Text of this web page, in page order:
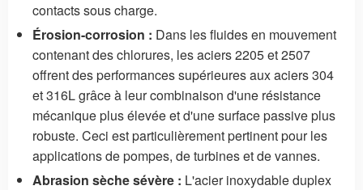
contacts sous charge.
Érosion-corrosion : Dans les fluides en mouvement
contenant des chlorures, les aciers 2205 et 2507
offrent des performances supérieures aux aciers 304
et 316L grâce à leur combinaison d'une résistance
mécanique plus élevée et d'une surface passive plus
robuste. Ceci est particulièrement pertinent pour les
applications de pompes, de turbines et de vannes.
Abrasion sèche sévère : L'acier inoxydable duplex